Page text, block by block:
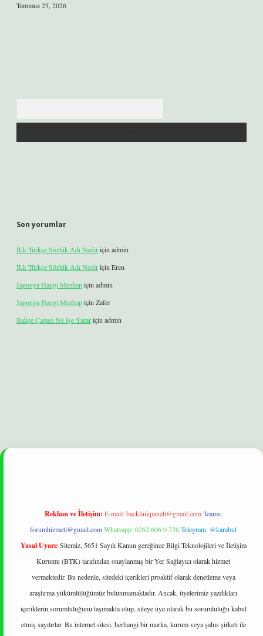
Temmuz 25, 2026
Son yorumlar
İLk Türkçe Sözlük Adı Nediriçin admin
İLk Türkçe Sözlük Adı Nediriçin Eren
Japonya Hangi Mezhepiçin admin
Japonya Hangi Mezhepiçin Zafer
Bahçe Çapası Ne Işe Yarariçin admin
Reklam ve İletişim: E-mail:backlinkpaneli@gmail.com Teams:
forumhizmeti@gmail.comWhatsapp: 0262 606 0 726Telegram: @karabul
Yasal Uyarı: Sitemiz, 5651 Sayılı Kanun gereğince Bilgi Teknolojileri ve İletişim
Kurumu (BTK) tarafından onaylanmış bir Yer Sağlayıcı olarak hizmet
vermektedir. Bu nedenle, sitedeki içerikleri proaktif olarak denetleme veya
araştırma yükümlülüğümüz bulunmamaktadır. Ancak, üyelerimiz yazdıkları
içeriklerin sorumluluğunu taşımakta olup, siteye üye olarak bu sorumluluğu kabul
etmiş sayılırlar. Bu internet sitesi, herhangi bir marka, kurum veya şahıs şirketi ile